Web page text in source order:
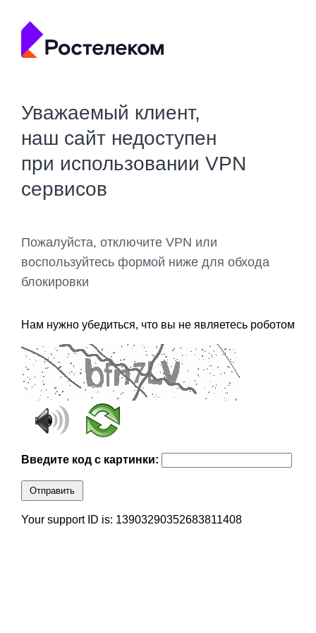
Уважаемый клиент,
наш сайт недоступен
при использовании VPN
сервисов
Пожалуйста, отключите VPN или
воспользуйтесь формой ниже для обхода
блокировки
Нам нужно убедиться, что вы не являетесь роботом
Введите код с картинки:
Отправить
Your support ID is: 13903290352683811408